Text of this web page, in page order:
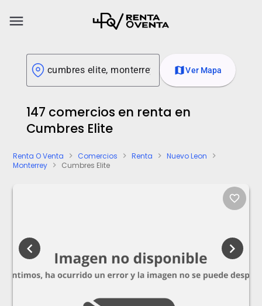
menu
mapVer Mapa
147 comercios en renta en
Cumbres Elite
Renta O Venta chevron_right Comercios chevron_right Renta chevron_right Nuevo Leon chevron_right
Monterrey chevron_right Cumbres Elite
favorite_border
chevron_left chevron_right